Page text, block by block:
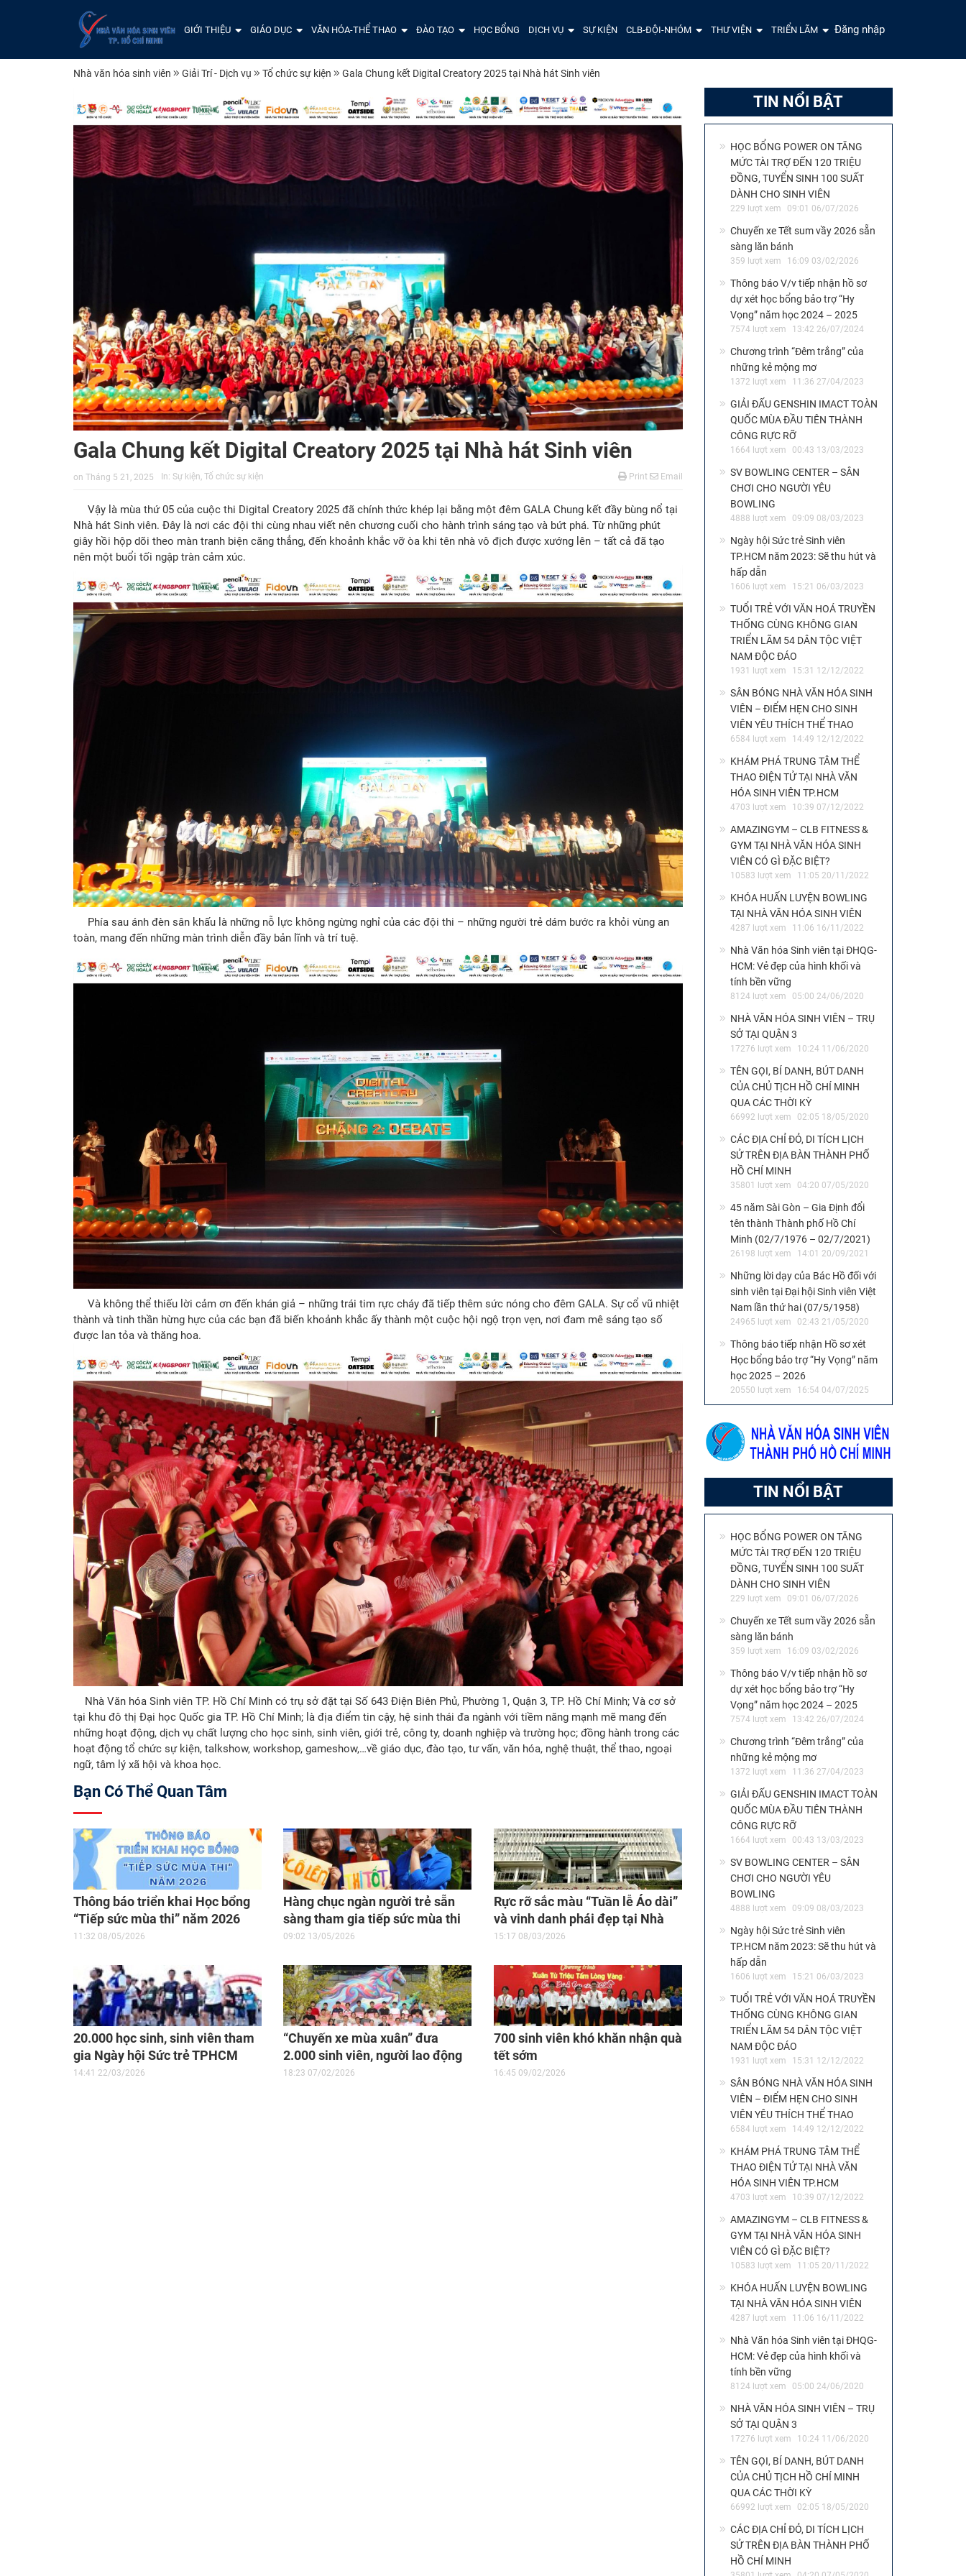
GIỚI THIỆU GIÁO DỤC VĂN HÓA-THỂ THAO ĐÀO TẠO HỌC BỔNG DỊCH VỤ SỰ KIỆN CLB-ĐỘI-NHÓM THƯ VIỆN TRIỂN LÃM Đăng nhập
Nhà văn hóa sinh viên Giải Trí - Dịch vụ Tổ chức sự kiện Gala Chung kết Digital Creatory 2025 tại Nhà hát Sinh viên
Gala Chung kết Digital Creatory 2025 tại Nhà hát Sinh viên
on Tháng 5 21, 2025 In: Sự kiện Tổ chức sự kiện Print Email
Vậy là mùa thứ 05 của cuộc thi Digital Creatory 2025 đã chính thức khép lại bằng một đêm GALA Chung kết đầy bùng nổ tại
Nhà hát Sinh viên. Đây là nơi các đội thi cùng nhau viết nên chương cuối cho hành trình sáng tạo và bứt phá. Từ những phút
giây hồi hộp dõi theo màn tranh biện căng thẳng, đến khoảnh khắc vỡ òa khi tên nhà vô địch được xướng lên – tất cả đã tạo
nên một buổi tối ngập tràn cảm xúc.
Phía sau ánh đèn sân khấu là những nỗ lực không ngừng nghỉ của các đội thi – những người trẻ dám bước ra khỏi vùng an
toàn, mang đến những màn trình diễn đầy bản lĩnh và trí tuệ.
Và không thể thiếu lời cảm ơn đến khán giả – những trái tim rực cháy đã tiếp thêm sức nóng cho đêm GALA. Sự cổ vũ nhiệt
thành và tinh thần hừng hực của các bạn đã biến khoảnh khắc ấy thành một cuộc hội ngộ trọn vẹn, nơi đam mê sáng tạo số
được lan tỏa và thăng hoa.
Nhà Văn hóa Sinh viên TP. Hồ Chí Minh có trụ sở đặt tại Số 643 Điện Biên Phủ, Phường 1, Quận 3, TP. Hồ Chí Minh; Và cơ sở
tại khu đô thị Đại học Quốc gia TP. Hồ Chí Minh; là địa điểm tin cậy, hệ sinh thái đa ngành với tiềm năng mạnh mẽ mang đến
những hoạt động, dịch vụ chất lượng cho học sinh, sinh viên, giới trẻ, công ty, doanh nghiệp và trường học; đồng hành trong các
hoạt động tổ chức sự kiện, talkshow, workshop, gameshow,…về giáo dục, đào tạo, tư vấn, văn hóa, nghệ thuật, thể thao, ngoại
ngữ, tâm lý xã hội và khoa học.
Bạn Có Thể Quan Tâm
Thông báo triển khai Học bổng
“Tiếp sức mùa thi” năm 2026
11:32 08/05/2026
Hàng chục ngàn người trẻ sẵn
sàng tham gia tiếp sức mùa thi
2026
09:02 13/05/2026
Rực rỡ sắc màu “Tuần lễ Áo dài”
và vinh danh phái đẹp tại Nhà
Văn hóa Sinh viên chào mừng
15:17 08/03/2026
20.000 học sinh, sinh viên tham
gia Ngày hội Sức trẻ TPHCM
2026
14:41 22/03/2026
“Chuyến xe mùa xuân” đưa
2.000 sinh viên, người lao động
khó khăn về quê đón tết
18:23 07/02/2026
700 sinh viên khó khăn nhận quà
tết sớm
16:45 09/02/2026
TIN NỔI BẬT
HỌC BỔNG POWER ON TĂNG
MỨC TÀI TRỢ ĐẾN 120 TRIỆU
ĐỒNG, TUYỂN SINH 100 SUẤT
DÀNH CHO SINH VIÊN
229 lượt xem 09:01 06/07/2026
Chuyến xe Tết sum vầy 2026 sẵn
sàng lăn bánh
359 lượt xem 16:09 03/02/2026
Thông báo V/v tiếp nhận hồ sơ
dự xét học bổng bảo trợ “Hy
Vọng” năm học 2024 – 2025
7574 lượt xem 13:42 26/07/2024
Chương trình “Đêm trắng” của
những kẻ mộng mơ
1372 lượt xem 11:36 27/04/2023
GIẢI ĐẤU GENSHIN IMACT TOÀN
QUỐC MÙA ĐẦU TIÊN THÀNH
CÔNG RỰC RỠ
1664 lượt xem 00:43 13/03/2023
SV BOWLING CENTER – SÂN
CHƠI CHO NGƯỜI YÊU
BOWLING
4888 lượt xem 09:09 08/03/2023
Ngày hội Sức trẻ Sinh viên
TP.HCM năm 2023: Sẽ thu hút và
hấp dẫn
1606 lượt xem 15:21 06/03/2023
TUỔI TRẺ VỚI VĂN HOÁ TRUYỀN
THỐNG CÙNG KHÔNG GIAN
TRIỂN LÃM 54 DÂN TỘC VIỆT
NAM ĐỘC ĐÁO
1931 lượt xem 15:31 12/12/2022
SÂN BÓNG NHÀ VĂN HÓA SINH
VIÊN – ĐIỂM HẸN CHO SINH
VIÊN YÊU THÍCH THỂ THAO
6584 lượt xem 14:49 12/12/2022
KHÁM PHÁ TRUNG TÂM THỂ
THAO ĐIỆN TỬ TẠI NHÀ VĂN
HÓA SINH VIÊN TP.HCM
4703 lượt xem 10:39 07/12/2022
AMAZINGYM – CLB FITNESS &
GYM TẠI NHÀ VĂN HÓA SINH
VIÊN CÓ GÌ ĐẶC BIỆT?
10583 lượt xem 11:05 20/11/2022
KHÓA HUẤN LUYỆN BOWLING
TẠI NHÀ VĂN HÓA SINH VIÊN
4287 lượt xem 11:06 16/11/2022
Nhà Văn hóa Sinh viên tại ĐHQG-
HCM: Vẻ đẹp của hình khối và
tính bền vững
8124 lượt xem 05:00 24/06/2020
NHÀ VĂN HÓA SINH VIÊN – TRỤ
SỞ TẠI QUẬN 3
17276 lượt xem 10:24 11/06/2020
TÊN GỌI, BÍ DANH, BÚT DANH
CỦA CHỦ TỊCH HỒ CHÍ MINH
QUA CÁC THỜI KỲ
66992 lượt xem 02:05 18/05/2020
CÁC ĐỊA CHỈ ĐỎ, DI TÍCH LỊCH
SỬ TRÊN ĐỊA BÀN THÀNH PHỐ
HỒ CHÍ MINH
35801 lượt xem 04:20 07/05/2020
45 năm Sài Gòn – Gia Định đổi
tên thành Thành phố Hồ Chí
Minh (02/7/1976 – 02/7/2021)
26198 lượt xem 14:01 20/09/2021
Những lời dạy của Bác Hồ đối với
sinh viên tại Đại hội Sinh viên Việt
Nam lần thứ hai (07/5/1958)
24965 lượt xem 02:43 21/05/2020
Thông báo tiếp nhận Hồ sơ xét
Học bổng bảo trợ “Hy Vọng” năm
học 2025 – 2026
20550 lượt xem 16:54 04/07/2025
TIN NỔI BẬT
HỌC BỔNG POWER ON TĂNG
MỨC TÀI TRỢ ĐẾN 120 TRIỆU
ĐỒNG, TUYỂN SINH 100 SUẤT
DÀNH CHO SINH VIÊN
229 lượt xem 09:01 06/07/2026
Chuyến xe Tết sum vầy 2026 sẵn
sàng lăn bánh
359 lượt xem 16:09 03/02/2026
Thông báo V/v tiếp nhận hồ sơ
dự xét học bổng bảo trợ “Hy
Vọng” năm học 2024 – 2025
7574 lượt xem 13:42 26/07/2024
Chương trình “Đêm trắng” của
những kẻ mộng mơ
1372 lượt xem 11:36 27/04/2023
GIẢI ĐẤU GENSHIN IMACT TOÀN
QUỐC MÙA ĐẦU TIÊN THÀNH
CÔNG RỰC RỠ
1664 lượt xem 00:43 13/03/2023
SV BOWLING CENTER – SÂN
CHƠI CHO NGƯỜI YÊU
BOWLING
4888 lượt xem 09:09 08/03/2023
Ngày hội Sức trẻ Sinh viên
TP.HCM năm 2023: Sẽ thu hút và
hấp dẫn
1606 lượt xem 15:21 06/03/2023
TUỔI TRẺ VỚI VĂN HOÁ TRUYỀN
THỐNG CÙNG KHÔNG GIAN
TRIỂN LÃM 54 DÂN TỘC VIỆT
NAM ĐỘC ĐÁO
1931 lượt xem 15:31 12/12/2022
SÂN BÓNG NHÀ VĂN HÓA SINH
VIÊN – ĐIỂM HẸN CHO SINH
VIÊN YÊU THÍCH THỂ THAO
6584 lượt xem 14:49 12/12/2022
KHÁM PHÁ TRUNG TÂM THỂ
THAO ĐIỆN TỬ TẠI NHÀ VĂN
HÓA SINH VIÊN TP.HCM
4703 lượt xem 10:39 07/12/2022
AMAZINGYM – CLB FITNESS &
GYM TẠI NHÀ VĂN HÓA SINH
VIÊN CÓ GÌ ĐẶC BIỆT?
10583 lượt xem 11:05 20/11/2022
KHÓA HUẤN LUYỆN BOWLING
TẠI NHÀ VĂN HÓA SINH VIÊN
4287 lượt xem 11:06 16/11/2022
Nhà Văn hóa Sinh viên tại ĐHQG-
HCM: Vẻ đẹp của hình khối và
tính bền vững
8124 lượt xem 05:00 24/06/2020
NHÀ VĂN HÓA SINH VIÊN – TRỤ
SỞ TẠI QUẬN 3
17276 lượt xem 10:24 11/06/2020
TÊN GỌI, BÍ DANH, BÚT DANH
CỦA CHỦ TỊCH HỒ CHÍ MINH
QUA CÁC THỜI KỲ
66992 lượt xem 02:05 18/05/2020
CÁC ĐỊA CHỈ ĐỎ, DI TÍCH LỊCH
SỬ TRÊN ĐỊA BÀN THÀNH PHỐ
HỒ CHÍ MINH